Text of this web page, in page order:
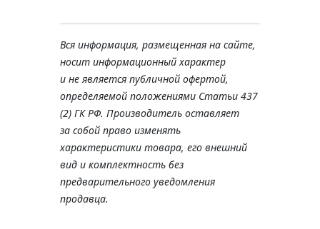
Вся информация, размещенная на сайте,
носит информационный характер
и не является публичной офертой,
определяемой положениями Статьи 437
(2) ГК РФ. Производитель оставляет
за собой право изменять
характеристики товара, его внешний
вид и комплектность без
предварительного уведомления
продавца.